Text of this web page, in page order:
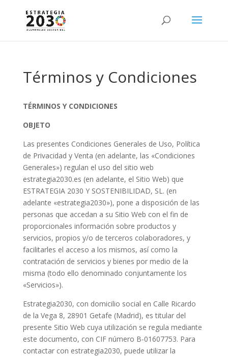
Términos y Condiciones
TÉRMINOS Y CONDICIONES
OBJETO
Las presentes Condiciones Generales de Uso, Política
de Privacidad y Venta (en adelante, las «Condiciones
Generales») regulan el uso del sitio web
estrategia2030.es (en adelante, el Sitio Web) que
ESTRATEGIA 2030 Y SOSTENIBILIDAD, SL. (en
adelante «estrategia2030»), pone a disposición de las
personas que accedan a su Sitio Web con el fin de
proporcionales información sobre productos y
servicios, propios y/o de terceros colaboradores, y
facilitarles el acceso a los mismos, así como la
contratación de servicios y bienes por medio de la
misma (todo ello denominado conjuntamente los
«Servicios»).
Estrategia2030, con domicilio social en Calle Ricardo
de la Vega 8, 28901 Getafe (Madrid), es titular del
presente Sitio Web cuya utilización se regula mediante
este documento, con CIF número B-01607753. Para
contactar con estrategia2030, puede utilizar la